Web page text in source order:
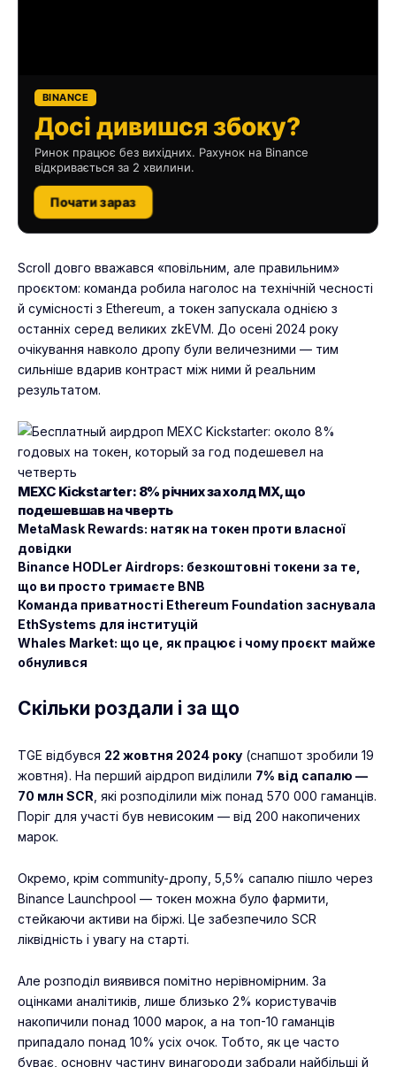
BINANCE
Досі дивишся збоку?
Ринок працює без вихідних. Рахунок на Binance
відкривається за 2 хвилини.
Почати зараз
Scroll довго вважався «повільним, але правильним»
проєктом: команда робила наголос на технічній чесності
й сумісності з Ethereum, а токен запускала однією з
останніх серед великих zkEVM. До осені 2024 року
очікування навколо дропу були величезними — тим
сильніше вдарив контраст між ними й реальним
результатом.
MEXC Kickstarter: 8% річних за холд MX, що
подешевшав на чверть
MetaMask Rewards: натяк на токен проти власної
довідки
Binance HODLer Airdrops: безкоштовні токени за те,
що ви просто тримаєте BNB
Команда приватності Ethereum Foundation заснувала
EthSystems для інституцій
Whales Market: що це, як працює і чому проєкт майже
обнулився
Скільки роздали і за що
TGE відбувся 22 жовтня 2024 року (снапшот зробили 19
жовтня). На перший аірдроп виділили 7% від сапалю —
70 млн SCR , які розподілили між понад 570 000 гаманців.
Поріг для участі був невисоким — від 200 накопичених
марок.
Окремо, крім community-дропу, 5,5% сапалю пішло через
Binance Launchpool — токен можна було фармити,
стейкаючи активи на біржі. Це забезпечило SCR
ліквідність і увагу на старті.
Але розподіл виявився помітно нерівномірним. За
оцінками аналітиків, лише близько 2% користувачів
накопичили понад 1000 марок, а на топ-10 гаманців
припадало понад 10% усіх очок. Тобто, як це часто
буває, основну частину винагороди забрали найбільші й